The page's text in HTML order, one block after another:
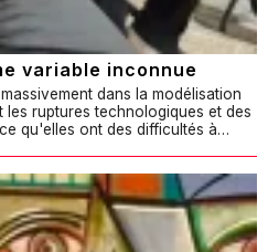
variable inconnue
dans la modélisation
les ruptures technologiques et des
qu'elles ont des difficultés à…